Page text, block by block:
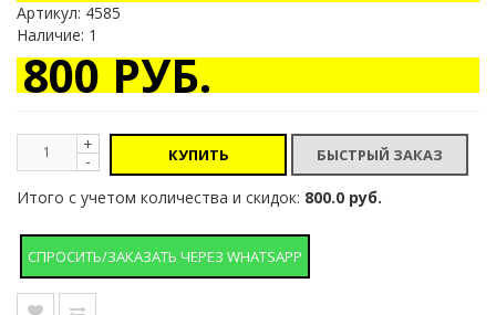
Артикул: 4585
Наличие: 1
800 РУБ.
+
- КУПИТЬ
Итого с учетом количества и скидок: 800.0 руб.
СПРОСИТЬ/ЗАКАЗАТЬ ЧЕРЕЗ WHATSAPP